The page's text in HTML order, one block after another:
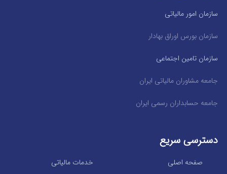
سازمان امور مالیاتی
سازمان بورس اوراق بهادار
سازمان تامین اجتماعی
جامعه مشاوران مالیاتی ایران
جامعه حسابداران رسمی ایران
دسترسی سریع
خدمات مالیاتی صفحه اصلی